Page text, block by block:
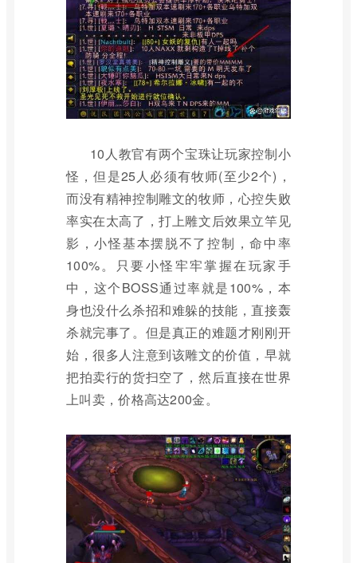
10人教官有两个宝珠让玩家控制小
怪，但是25人必须有牧师(至少2个)，
而没有精神控制雕文的牧师，心控失败
率实在太高了，打上雕文后效果立竿见
影，小怪基本摆脱不了控制，命中率
100%。只要小怪牢牢掌握在玩家手
中，这个BOSS通过率就是100%，本
身也没什么杀招和难躲的技能，直接轰
杀就完事了。但是真正的难题才刚刚开
始，很多人注意到该雕文的价值，早就
把拍卖行的货扫空了，然后直接在世界
上叫卖，价格高达200金。